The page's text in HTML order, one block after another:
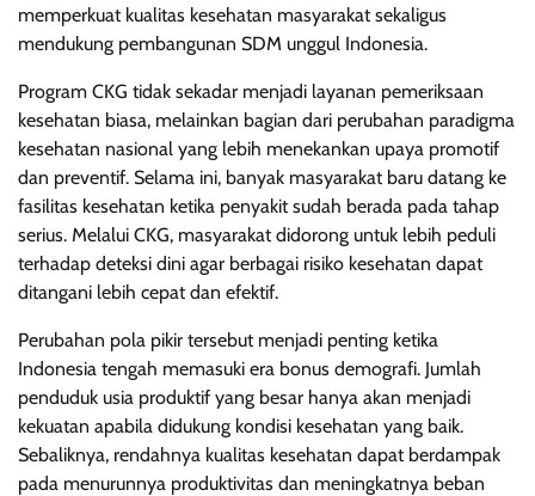
memperkuat kualitas kesehatan masyarakat sekaligus
mendukung pembangunan SDM unggul Indonesia.
Program CKG tidak sekadar menjadi layanan pemeriksaan
kesehatan biasa, melainkan bagian dari perubahan paradigma
kesehatan nasional yang lebih menekankan upaya promotif
dan preventif. Selama ini, banyak masyarakat baru datang ke
fasilitas kesehatan ketika penyakit sudah berada pada tahap
serius. Melalui CKG, masyarakat didorong untuk lebih peduli
terhadap deteksi dini agar berbagai risiko kesehatan dapat
ditangani lebih cepat dan efektif.
Perubahan pola pikir tersebut menjadi penting ketika
Indonesia tengah memasuki era bonus demografi. Jumlah
penduduk usia produktif yang besar hanya akan menjadi
kekuatan apabila didukung kondisi kesehatan yang baik.
Sebaliknya, rendahnya kualitas kesehatan dapat berdampak
pada menurunnya produktivitas dan meningkatnya beban